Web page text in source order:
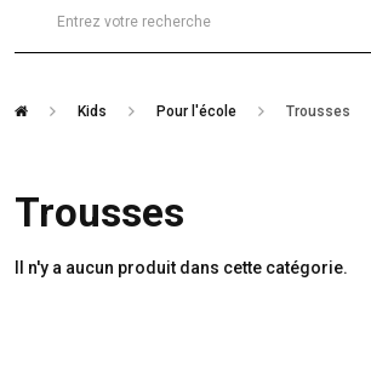
Kids Pour l'école Trousses
Trousses
Il n'y a aucun produit dans cette catégorie.